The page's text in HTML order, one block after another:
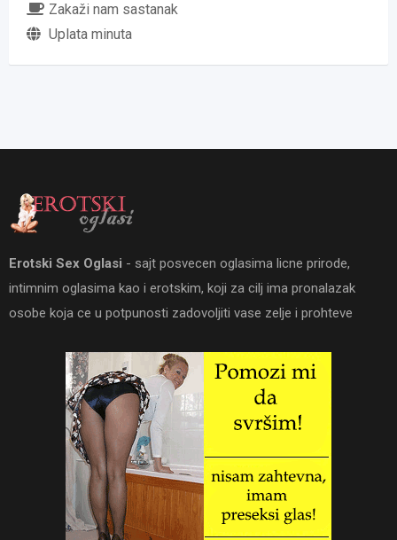
Zakaži nam sastanak
Uplata minuta
Erotski Sex Oglasi - sajt posvecen oglasima licne prirode,
intimnim oglasima kao i erotskim, koji za cilj ima pronalazak
osobe koja ce u potpunosti zadovoljiti vase zelje i prohteve